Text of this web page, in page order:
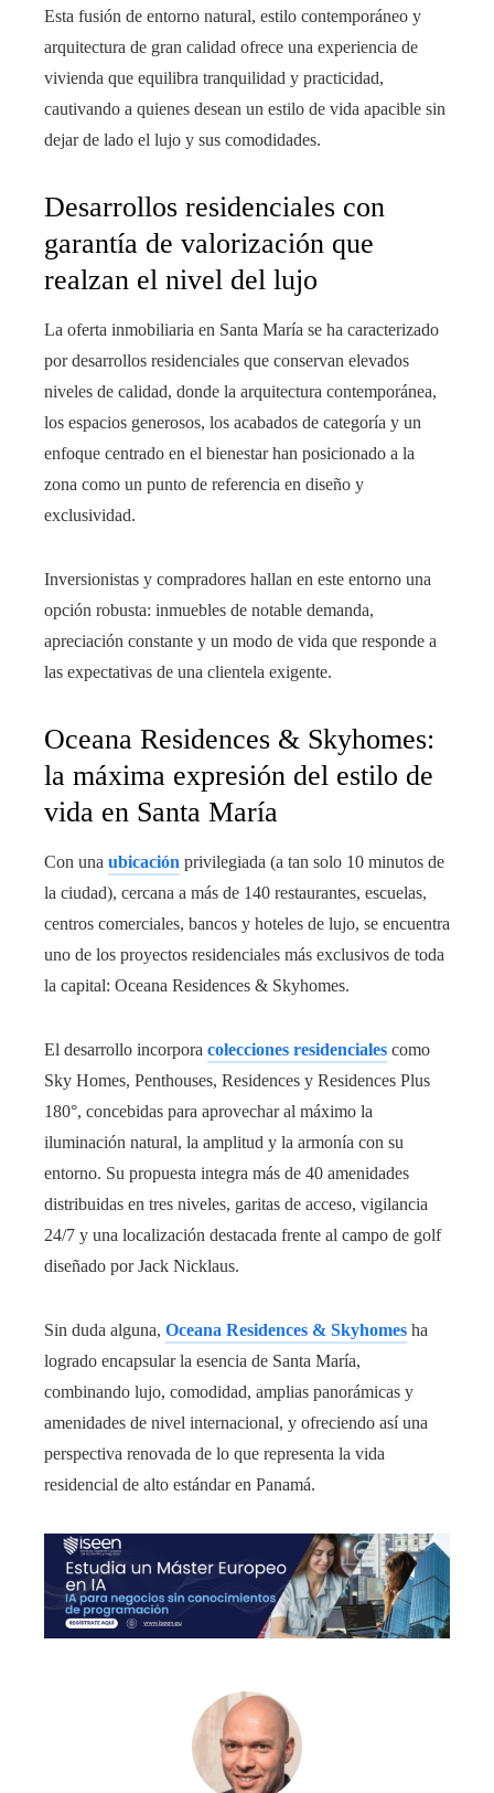
Esta fusión de entorno natural, estilo contemporáneo y
arquitectura de gran calidad ofrece una experiencia de
vivienda que equilibra tranquilidad y practicidad,
cautivando a quienes desean un estilo de vida apacible sin
dejar de lado el lujo y sus comodidades.
Desarrollos residenciales con
garantía de valorización que
realzan el nivel del lujo
La oferta inmobiliaria en Santa María se ha caracterizado
por desarrollos residenciales que conservan elevados
niveles de calidad, donde la arquitectura contemporánea,
los espacios generosos, los acabados de categoría y un
enfoque centrado en el bienestar han posicionado a la
zona como un punto de referencia en diseño y
exclusividad.
Inversionistas y compradores hallan en este entorno una
opción robusta: inmuebles de notable demanda,
apreciación constante y un modo de vida que responde a
las expectativas de una clientela exigente.
Oceana Residences & Skyhomes:
la máxima expresión del estilo de
vida en Santa María
Con una ubicación privilegiada (a tan solo 10 minutos de
la ciudad), cercana a más de 140 restaurantes, escuelas,
centros comerciales, bancos y hoteles de lujo, se encuentra
uno de los proyectos residenciales más exclusivos de toda
la capital: Oceana Residences & Skyhomes.
El desarrollo incorpora colecciones residenciales como
Sky Homes, Penthouses, Residences y Residences Plus
180°, concebidas para aprovechar al máximo la
iluminación natural, la amplitud y la armonía con su
entorno. Su propuesta integra más de 40 amenidades
distribuidas en tres niveles, garitas de acceso, vigilancia
24/7 y una localización destacada frente al campo de golf
diseñado por Jack Nicklaus.
Sin duda alguna, Oceana Residences & Skyhomes ha
logrado encapsular la esencia de Santa María,
combinando lujo, comodidad, amplias panorámicas y
amenidades de nivel internacional, y ofreciendo así una
perspectiva renovada de lo que representa la vida
residencial de alto estándar en Panamá.